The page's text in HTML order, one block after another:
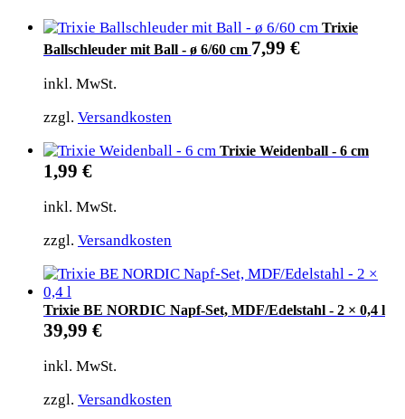
Trixie
Ballschleuder mit Ball - ø 6/60 cm 7,99 €
inkl. MwSt.
zzgl. Versandkosten
Trixie Weidenball - 6 cm
1,99 €
inkl. MwSt.
zzgl. Versandkosten
Trixie BE NORDIC Napf-Set, MDF/Edelstahl - 2 × 0,4 l
39,99 €
inkl. MwSt.
zzgl. Versandkosten